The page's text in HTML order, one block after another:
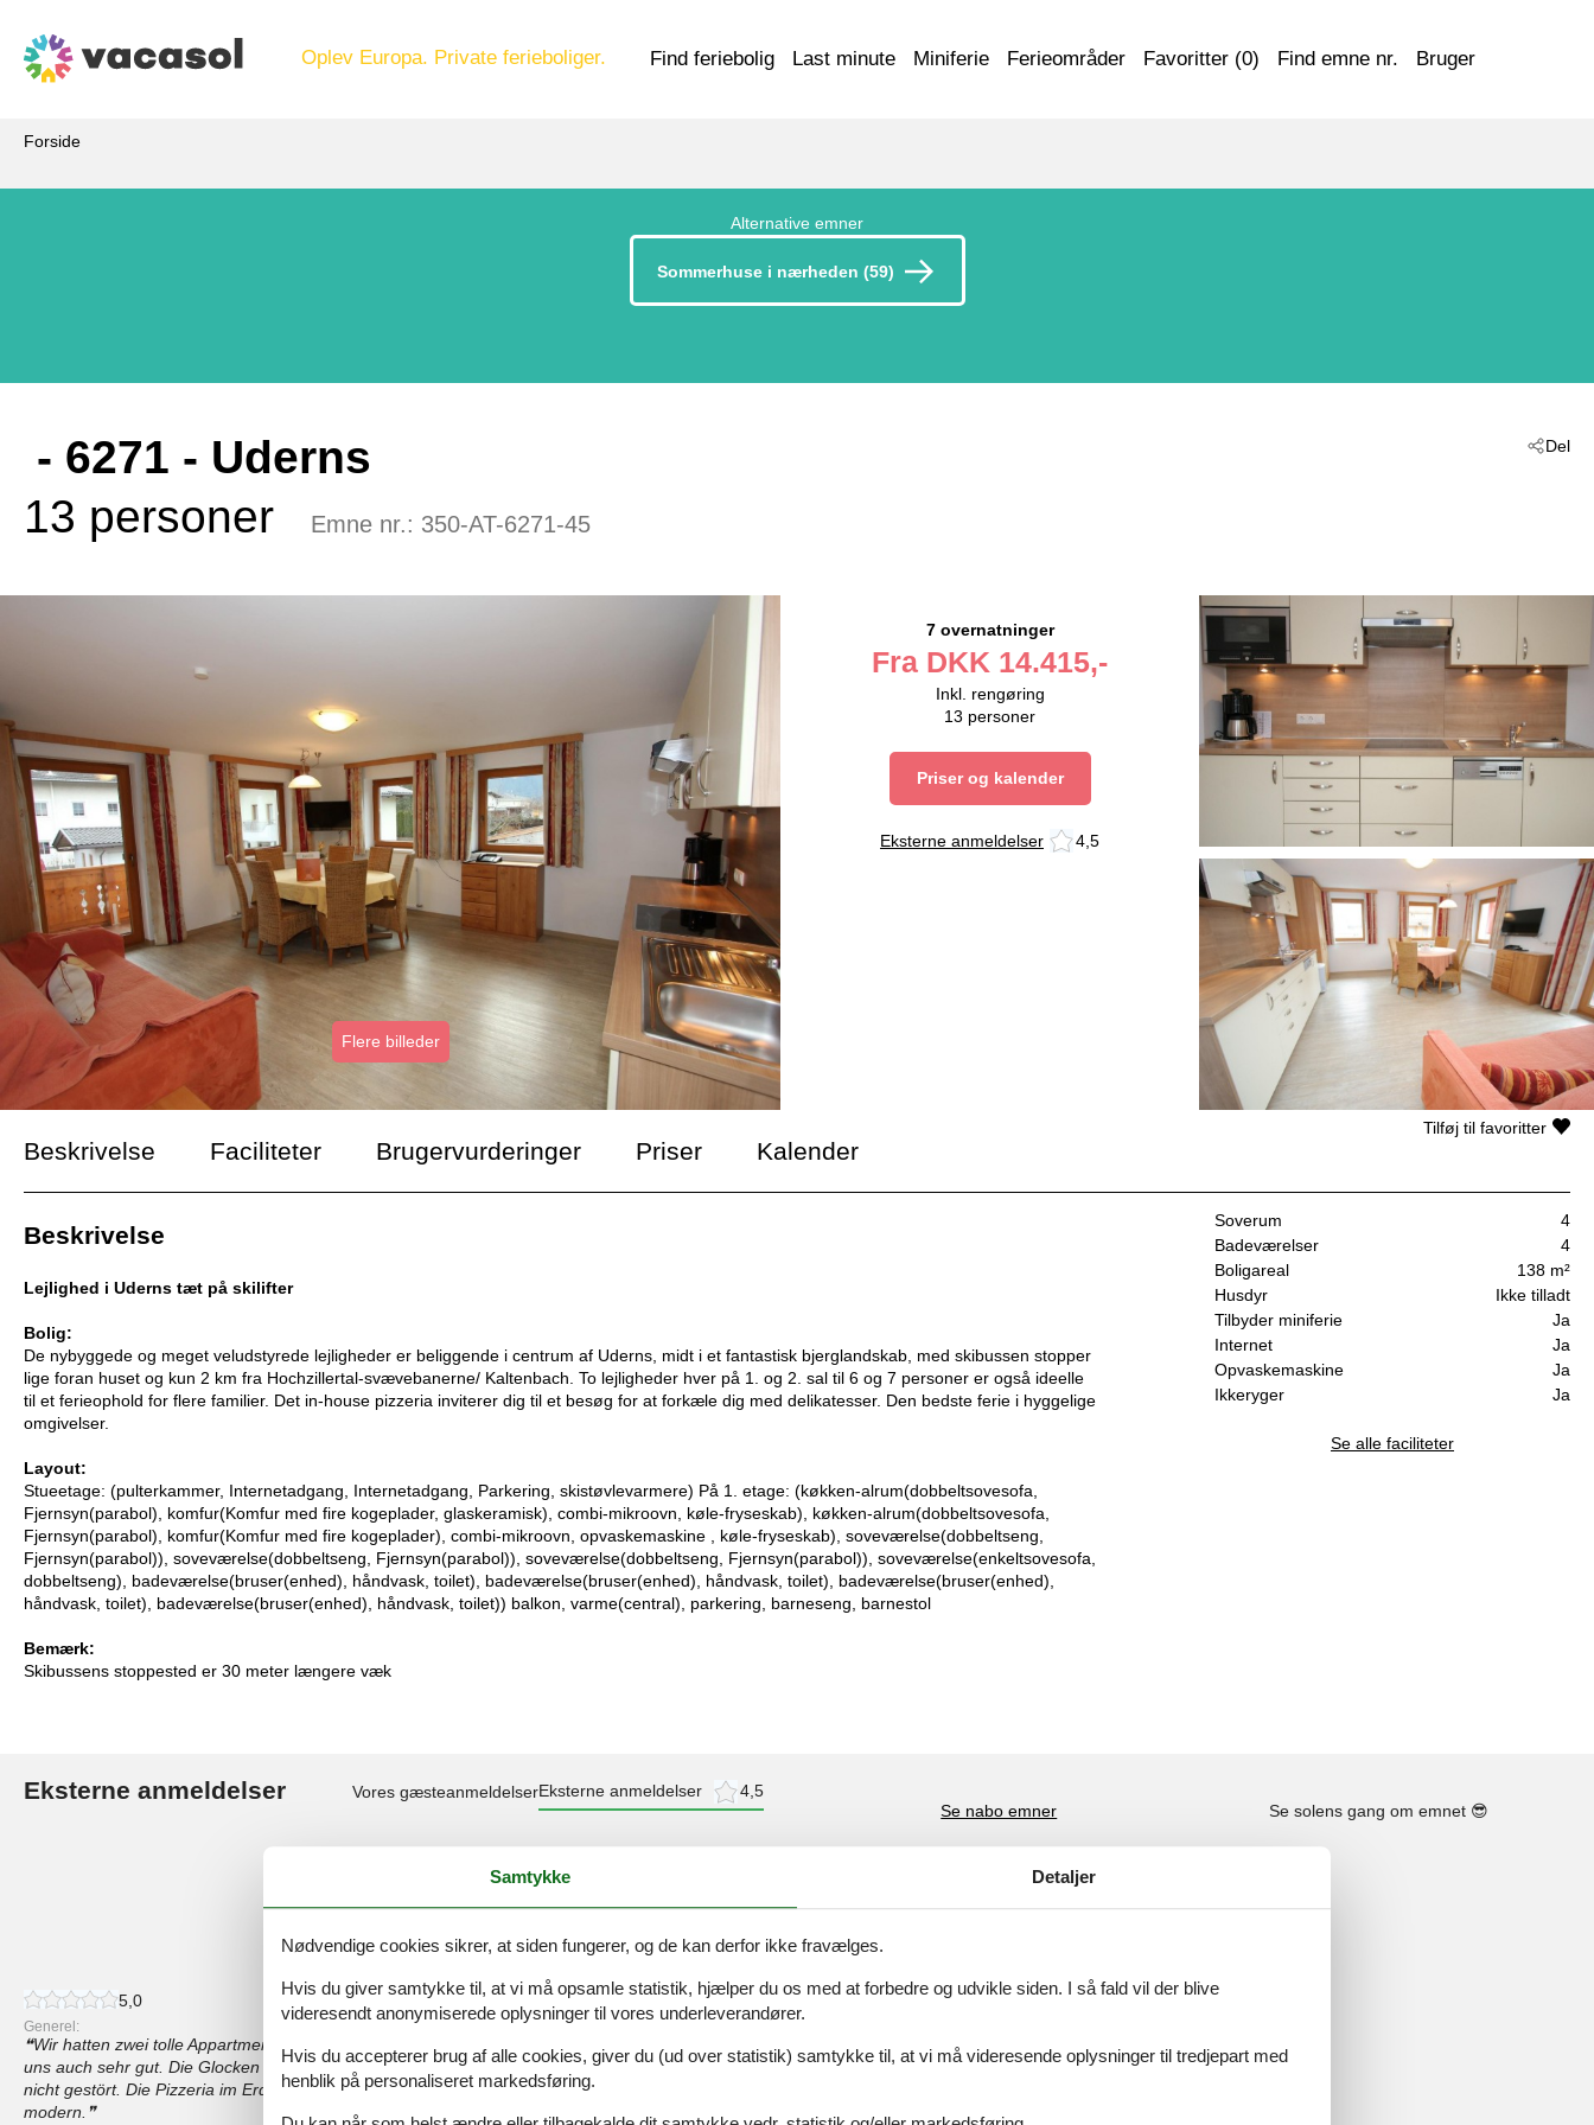
Oplev Europa. Private ferieboliger. Find feriebolig Last minute Miniferie Ferieområder Favoritter (0) Find emne nr. Bruger
Forside
Alternative emner
Sommerhuse i nærheden (59)
Del
- 6271 - Uderns
13 personer
Emne nr.: 350-AT-6271-45
Flere billeder
7 overnatninger
Fra DKK 14.415,-
Inkl. rengøring
13 personer
Priser og kalender
Eksterne anmeldelser 4,5
Beskrivelse Faciliteter Brugervurderinger Priser Kalender
Soverum
4
Badeværelser
4
Boligareal
138 m²
Husdyr
Ikke tilladt
Tilbyder miniferie
Ja
Internet
Ja
Opvaskemaskine
Ja
Ikkeryger
Ja
Se alle faciliteter
Tilføj til favoritter
Beskrivelse
Lejlighed i Uderns tæt på skilifter
Bolig:
De nybyggede og meget veludstyrede lejligheder er beliggende i centrum af Uderns, midt i et fantastisk bjerglandskab, med skibussen stopper
lige foran huset og kun 2 km fra Hochzillertal-svævebanerne/ Kaltenbach. To lejligheder hver på 1. og 2. sal til 6 og 7 personer er også ideelle
til et ferieophold for flere familier. Det in-house pizzeria inviterer dig til et besøg for at forkæle dig med delikatesser. Den bedste ferie i hyggelige
omgivelser.
Layout:
Stueetage: (pulterkammer, Internetadgang, Internetadgang, Parkering, skistøvlevarmere) På 1. etage: (køkken-alrum(dobbeltsovesofa,
Fjernsyn(parabol), komfur(Komfur med fire kogeplader, glaskeramisk), combi-mikroovn, køle-fryseskab), køkken-alrum(dobbeltsovesofa,
Fjernsyn(parabol), komfur(Komfur med fire kogeplader), combi-mikroovn, opvaskemaskine , køle-fryseskab), soveværelse(dobbeltseng,
Fjernsyn(parabol)), soveværelse(dobbeltseng, Fjernsyn(parabol)), soveværelse(dobbeltseng, Fjernsyn(parabol)), soveværelse(enkeltsovesofa,
dobbeltseng), badeværelse(bruser(enhed), håndvask, toilet), badeværelse(bruser(enhed), håndvask, toilet), badeværelse(bruser(enhed),
håndvask, toilet), badeværelse(bruser(enhed), håndvask, toilet)) balkon, varme(central), parkering, barneseng, barnestol
Bemærk:
Skibussens stoppested er 30 meter længere væk
Eksterne anmeldelser Vores gæsteanmeldelserEksterne anmeldelser 4,5
6 eksterne anmeldelser
5,0 februar 2026
Generel:
Wir hatten zwei tolle Appartments. Ausstattung mit allem was man benötigt. Die Lage im Prt gefiel
uns auch sehr gut. Die Glocken des Kirchturms nebenan schlagen ab 6 Uhr morgens, uns hat es
nicht gestört. Die Pizzeria im Erdgeschoss hat eine leckere Auswahl. Insgesamt sauber und
modern.
Se nabo emner Se solens gang om emnet 😎
Samtykke Detaljer
Nødvendige cookies sikrer, at siden fungerer, og de kan derfor ikke fravælges.
Hvis du giver samtykke til, at vi må opsamle statistik, hjælper du os med at forbedre og udvikle siden. I så fald vil der blive
videresendt anonymiserede oplysninger til vores underleverandører.
Hvis du accepterer brug af alle cookies, giver du (ud over statistik) samtykke til, at vi må videresende oplysninger til tredjepart med
henblik på personaliseret markedsføring.